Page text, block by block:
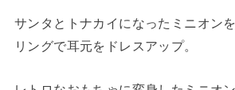
サンタとトナカイになったミニオン
リングで耳元をドレスアップ。